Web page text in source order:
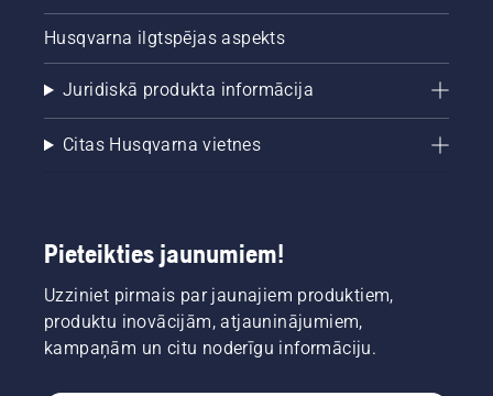
ka ķēdes
bremze
atslēgta.
motorzāģa
dzinēju
centimetru
no
pagales
vai koka.
Husqvarna ilgtspējas aspekts
Juridiskā produkta informācija
Citas Husqvarna vietnes
Pieteikties jaunumiem!
Uzziniet pirmais par jaunajiem produktiem,
produktu inovācijām, atjauninājumiem,
kampaņām un citu noderīgu informāciju.